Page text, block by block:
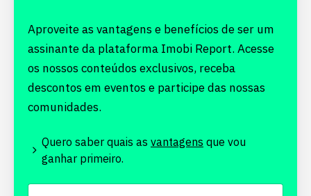
Aproveite as vantagens e benefícios de ser um
assinante da plataforma Imobi Report. Acesse
os nossos conteúdos exclusivos, receba
descontos em eventos e participe das nossas
comunidades.
Quero saber quais as vantagens que vou
ganhar primeiro.